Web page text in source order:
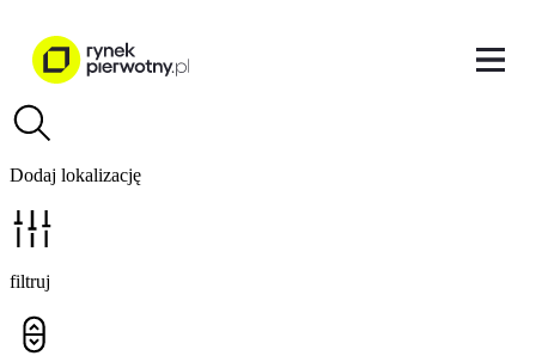
Dodaj lokalizację
filtruj